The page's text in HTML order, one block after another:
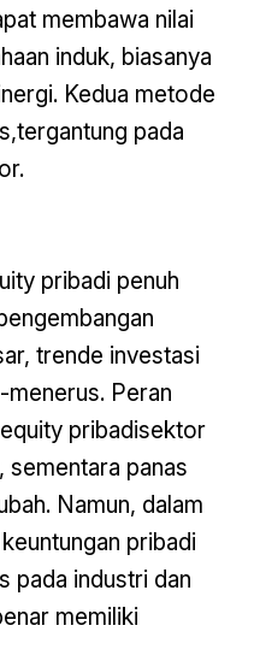
membawa nilai
induk, biasanya
Kedua metode
pada
pribadi penuh
trende investasi
menerus. Peran
pribadisektor
sementara panas
Namun, dalam
pribadi
pada industri dan
memiliki